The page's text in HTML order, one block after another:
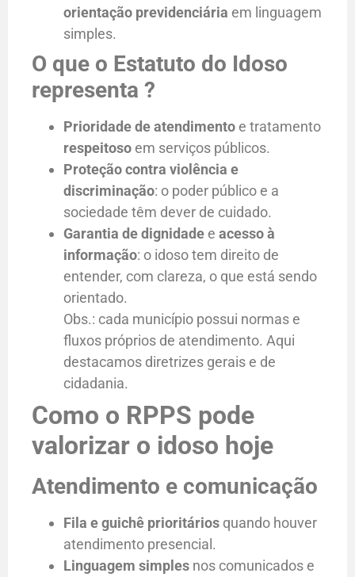
orientação previdenciária em linguagem
simples.
O que o Estatuto do Idoso
representa ?
Prioridade de atendimento e tratamento
respeitoso em serviços públicos.
Proteção contra violência e
discriminação: o poder público e a
sociedade têm dever de cuidado.
Garantia de dignidade e acesso à
informação: o idoso tem direito de
entender, com clareza, o que está sendo
orientado.
Obs.: cada município possui normas e
fluxos próprios de atendimento. Aqui
destacamos diretrizes gerais e de
cidadania.
Como o RPPS pode
valorizar o idoso hoje
Atendimento e comunicação
Fila e guichê prioritários quando houver
atendimento presencial.
Linguagem simples nos comunicados e